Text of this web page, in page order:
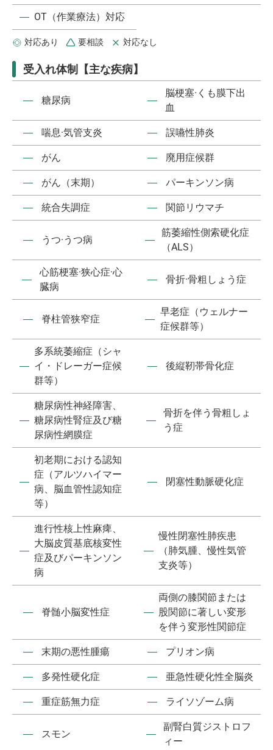
― OT（作業療法）対応
対応あり 要相談 対応なし
受入れ体制【主な疾病】
― 糖尿病 ―
脳梗塞·くも膜下出
血
― 喘息·気管支炎 ― 誤嚥性肺炎
― がん ― 廃用症候群
― がん（末期） ― パーキンソン病
― 統合失調症 ― 関節リウマチ
― うつ·うつ病 ―
筋萎縮性側索硬化症
（ALS）
―
心筋梗塞·狭心症·心
臓病
― 骨折·骨粗しょう症
― 脊柱管狭窄症 ―
早老症（ウェルナー
症候群等）
―
多系統萎縮症（シャ
イ・ドレーガー症候
群等）
― 後縦靭帯骨化症
―
糖尿病性神経障害、
糖尿病性腎症及び糖
尿病性網膜症
―
骨折を伴う骨粗しょ
う症
―
初老期における認知
症（アルツハイマー
病、脳血管性認知症
等）
― 閉塞性動脈硬化症
―
進行性核上性麻痺、
大脳皮質基底核変性
症及びパーキンソン
病
―
慢性閉塞性肺疾患
（肺気腫、慢性気管
支炎等）
― 脊髄小脳変性症 ―
両側の膝関節または
股関節に著しい変形
を伴う変形性関節症
― 末期の悪性腫瘍 ― プリオン病
― 多発性硬化症 ― 亜急性硬化性全脳炎
― 重症筋無力症 ― ライソゾーム病
― スモン ―
副腎白質ジストロフ
ィー